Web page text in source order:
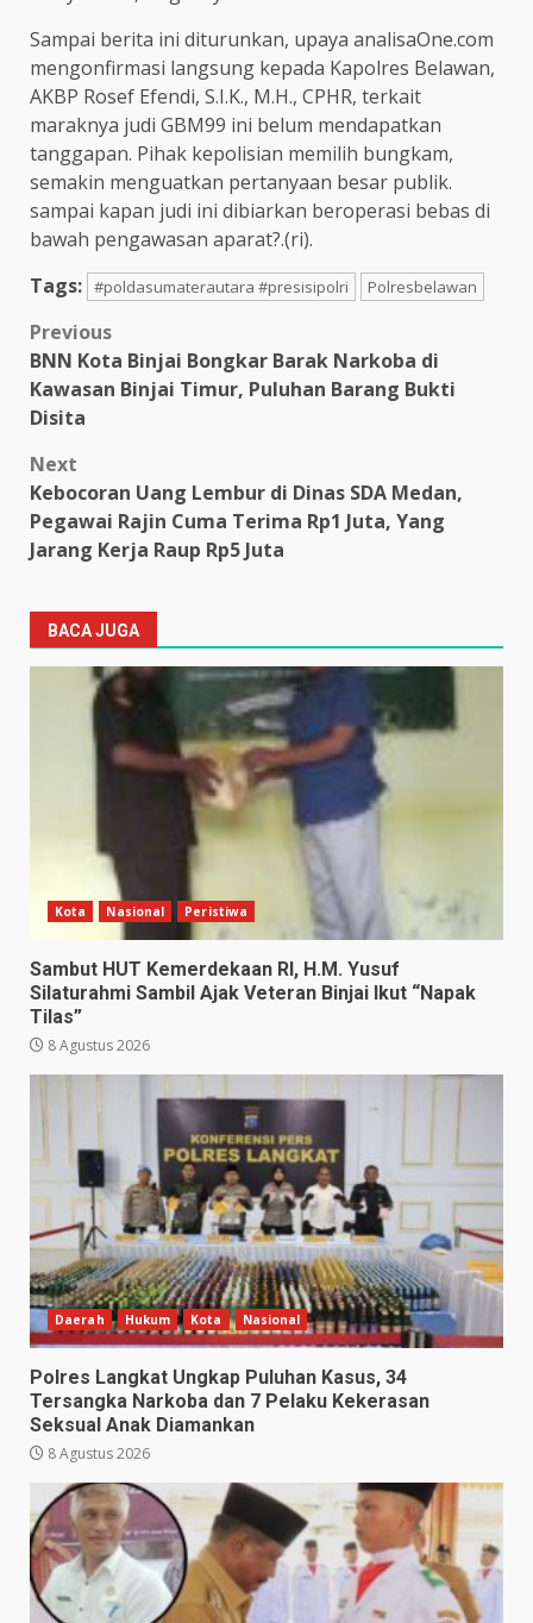
Sampai berita ini diturunkan, upaya analisaOne.com
mengonfirmasi langsung kepada Kapolres Belawan,
AKBP Rosef Efendi, S.I.K., M.H., CPHR, terkait
maraknya judi GBM99 ini belum mendapatkan
tanggapan. Pihak kepolisian memilih bungkam,
semakin menguatkan pertanyaan besar publik.
sampai kapan judi ini dibiarkan beroperasi bebas di
bawah pengawasan aparat?.(ri).
Tags: #poldasumaterautara #presisipolri Polresbelawan
Post
navigation
Previous
BNN Kota Binjai Bongkar Barak Narkoba di
Kawasan Binjai Timur, Puluhan Barang Bukti
Disita
Next
Kebocoran Uang Lembur di Dinas SDA Medan,
Pegawai Rajin Cuma Terima Rp1 Juta, Yang
Jarang Kerja Raup Rp5 Juta
BACA JUGA
Kota Nasional Peristiwa
Sambut HUT Kemerdekaan RI, H.M. Yusuf
Silaturahmi Sambil Ajak Veteran Binjai Ikut “Napak
Tilas”
8 Agustus 2026
Daerah Hukum Kota Nasional
Polres Langkat Ungkap Puluhan Kasus, 34
Tersangka Narkoba dan 7 Pelaku Kekerasan
Seksual Anak Diamankan
8 Agustus 2026